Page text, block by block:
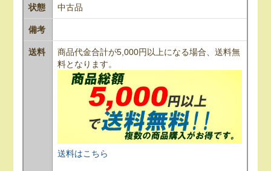
状態 中古品
備考
送料
商品代金合計が5,000円以上になる場合、送料無
料となります。
送料はこちら